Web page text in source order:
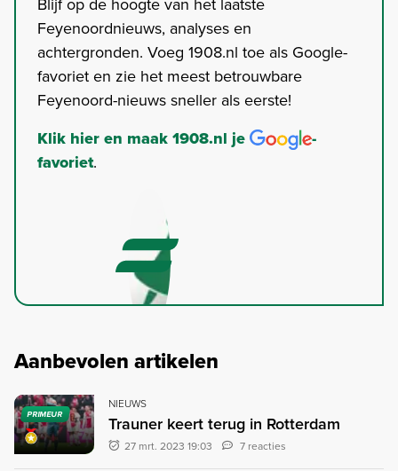
Feyenoordnieuws, analyses en
achtergronden. Voeg 1908.nl toe als Google-
favoriet en zie het meest betrouwbare
Feyenoord-nieuws sneller als eerste!
Klik hier en maak 1908.nl je
-
favoriet.
Aanbevolen artikelen
PRIMEUR
NIEUWS
Trauner keert terug in Rotterdam
27 mrt. 2023 19:03 7 reacties